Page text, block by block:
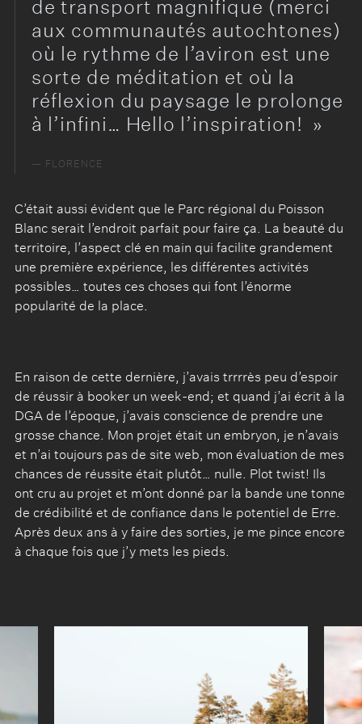
de transport magnifique (merci
aux communautés autochtones)
où le rythme de l’aviron est une
sorte de méditation et où la
réflexion du paysage le prolonge
à l’infini… Hello l’inspiration!
FLORENCE
C’était aussi évident que le Parc régional du Poisson
Blanc serait l’endroit parfait pour faire ça. La beauté du
territoire, l’aspect clé en main qui facilite grandement
une première expérience, les différentes activités
possibles… toutes ces choses qui font l’énorme
popularité de la place.
En raison de cette dernière, j’avais trrrrès peu d’espoir
de réussir à booker un week-end; et quand j’ai écrit à la
DGA de l’époque, j’avais conscience de prendre une
grosse chance. Mon projet était un embryon, je n’avais
et n’ai toujours pas de site web, mon évaluation de mes
chances de réussite était plutôt… nulle. Plot twist! Ils
ont cru au projet et m’ont donné par la bande une tonne
de crédibilité et de confiance dans le potentiel de Erre.
Après deux ans à y faire des sorties, je me pince encore
à chaque fois que j’y mets les pieds.